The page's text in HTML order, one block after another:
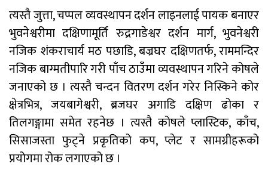
त्यस्तै जुत्ता, चप्पल व्यवस्थापन दर्शन लाइनलाई पायक बनाएर
भुवनेश्वरीमा दक्षिणामूर्ति रुद्रगाडेश्वर दर्शन मार्ग, भुवनेश्वरी
नजिक शंकराचार्य मठ पछाडि, बज्रघर दक्षिणतर्फ, राममन्दिर
नजिक बाग्मतीपारि गरी पाँच ठाउँमा व्यवस्थापन गरिने कोषले
जनाएको छ । त्यस्तै चन्दन वितरण दर्शन गरेर निस्किने कोर
क्षेत्रभित्र, जयबागेश्वरी, ब्रजघर अगाडि दक्षिण ढोका र
तिलगङ्गामा समेत रहनेछ । त्यस्तै कोषले प्लास्टिक, काँच,
सिसाजस्ता फुट्ने प्रकृतिको कप, प्लेट र सामग्रीहरूको
प्रयोगमा रोक लगाएको छ ।